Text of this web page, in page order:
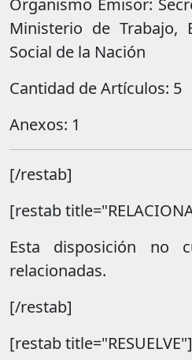
Ministerio de Trabajo,
Social de la Nación
Cantidad de Artículos: 5
Anexos: 1
[/restab]
[restab
Esta disposición no
relacionadas.
[/restab]
[restab title="RESUELVE"]